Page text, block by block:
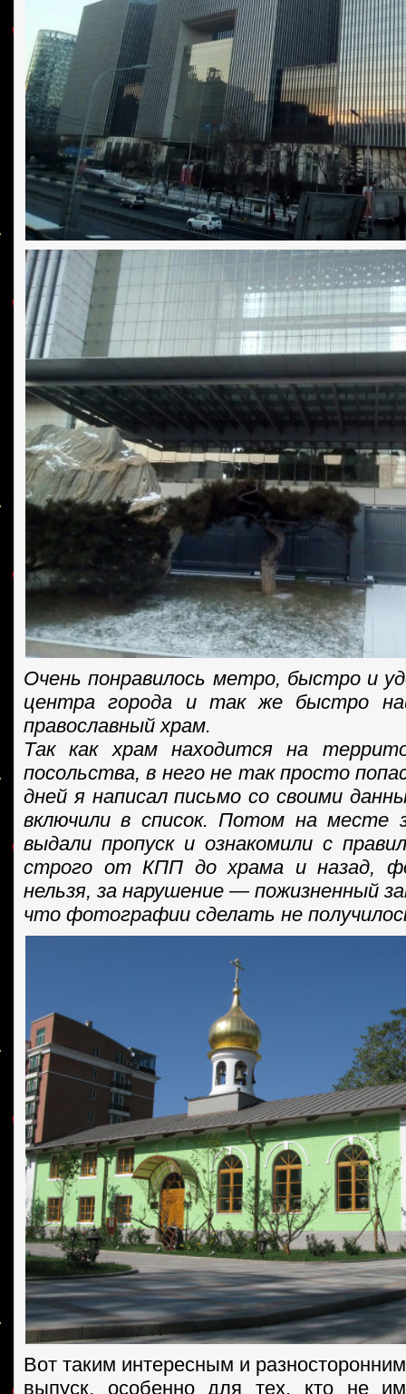
Очень понравилось метро, быстро и
центра города и так же быстро
православный храм.
Так как храм находится на
посольства, в него не так просто
дней я написал письмо со своими
включили в список. Потом на месте
выдали пропуск и ознакомили с
строго от КПП до храма и назад,
нельзя, за нарушение — пожизненный
что фотографии сделать не
Вот таким интересным и
выпуск, особенно для тех, кто не